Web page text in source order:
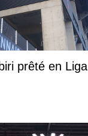
prêté en Liga